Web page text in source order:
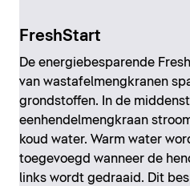
FreshStart
De energiebesparende
van wastafelmengkranen
grondstoffen. In de
eenhendelmengkraan
koud water. Warm water
toegevoegd wanneer de
links wordt gedraaid. Dit